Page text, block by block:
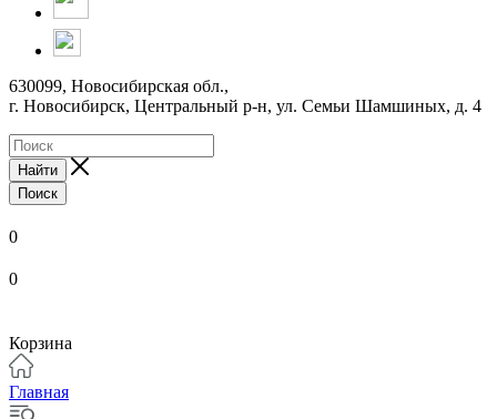
630099, Новосибирская обл.,
г. Новосибирск, Центральный р-н, ул. Семьи Шамшиных, д. 4
Найти
Поиск
0
0
Корзина
Главная